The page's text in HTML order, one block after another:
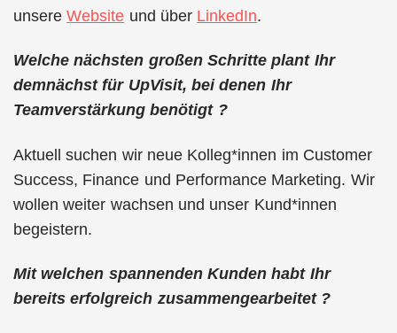
unsereWebsite und über LinkedIn.
Welche nächsten großen Schritte plant Ihr
demnächst für UpVisit, bei denen Ihr
Teamverstärkung benötigt ?
Aktuell suchen wir neue Kolleg*innen im Customer
Success, Finance und Performance Marketing. Wir
wollen weiter wachsen und unser Kund*innen
begeistern.
Mit welchen spannenden Kunden habt Ihr
bereits erfolgreich zusammengearbeitet ?